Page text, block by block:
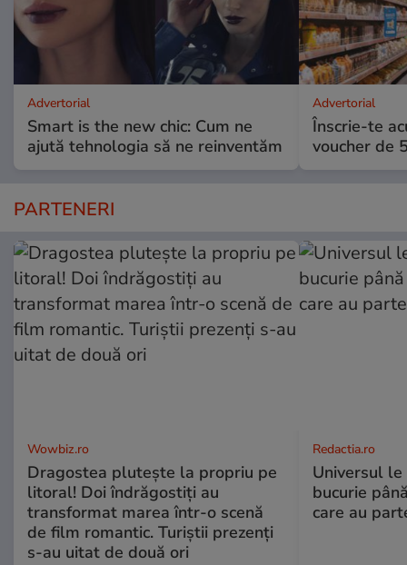
Advertorial
Smart is the new chic: Cum ne
ajută tehnologia să ne reinventăm
Advertorial
Înscrie-te
voucher de
PARTENERI
Wowbiz.ro
Dragostea plutește la propriu pe
litoral! Doi îndrăgostiți au
transformat marea într-o scenă
de film romantic. Turiștii prezenți
s-au uitat de două ori
Redactia.ro
Universul
bucurie
care au